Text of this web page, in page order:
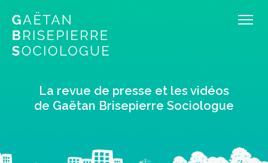
La revue de presse et les vidéos
de Gaëtan Brisepierre Sociologue